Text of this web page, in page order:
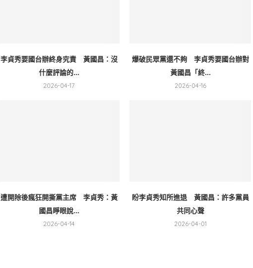
李貞秀要國台辦終身究責 黃國昌：沒
什麼評論的...
2026-04-17
爆破民眾黨還不夠 李貞秀要國台辦對
黃國昌「終...
2026-04-16
遭開除後瘋狂開撕黨主席 李貞秀：黃
國昌睜眼說...
2026-04-14
盼李貞秀知所進退 黃國昌：許多黨員
共同心聲
2026-04-01